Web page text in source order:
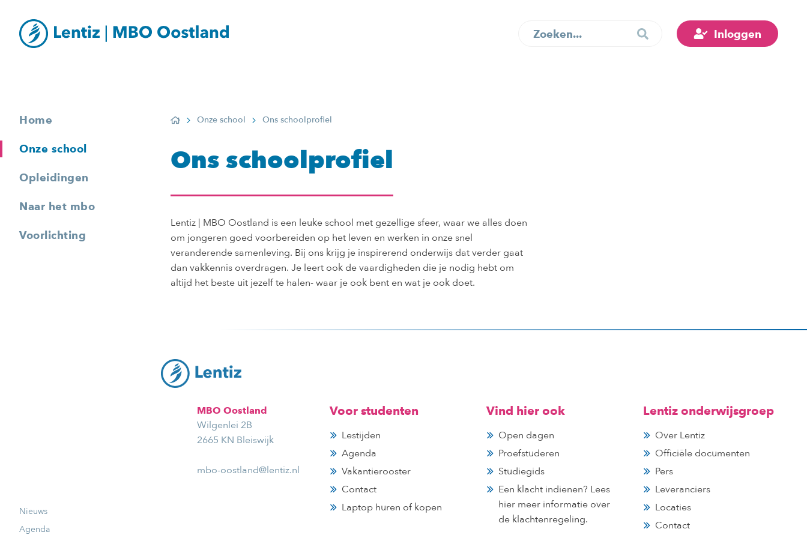
Inloggen
Home
Onze school
Opleidingen
Naar het mbo
Voorlichting
Nieuws
Agenda
HomeOnze school Ons schoolprofiel
Ons schoolprofiel
Lentiz | MBO Oostland is een leuke school met gezellige sfeer, waar we alles doen
om jongeren goed voorbereiden op het leven en werken in onze snel
veranderende samenleving. Bij ons krijg je inspirerend onderwijs dat verder gaat
dan vakkennis overdragen. Je leert ook de vaardigheden die je nodig hebt om
altijd het beste uit jezelf te halen- waar je ook bent en wat je ook doet.
MBO Oostland
Wilgenlei 2B
2665 KN Bleiswijk
mbo-oostland@lentiz.nl
Voor studenten
Lestijden
Agenda
Vakantierooster
Contact
Laptop huren of kopen
Vind hier ook
Open dagen
Proefstuderen
Studiegids
Een klacht indienen? Lees
hier meer informatie over
de klachtenregeling.
Lentiz onderwijsgroep
Over Lentiz
Officiële documenten
Pers
Leveranciers
Locaties
Contact